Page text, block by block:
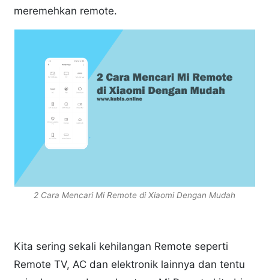
meremehkan remote.
2 Cara Mencari Mi Remote di Xiaomi Dengan Mudah
Kita sering sekali kehilangan Remote seperti
Remote TV, AC dan elektronik lainnya dan tentu